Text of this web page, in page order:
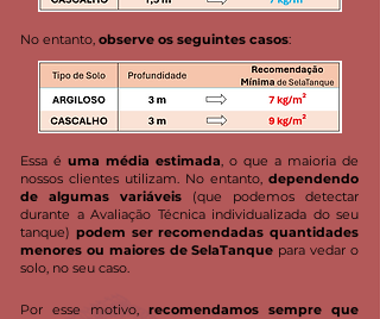
No entanto, observe os seguintes casos:
Essa é uma média estimada , o que a maioria de
nossos clientes utilizam. No entanto, dependendo
de algumas variáveis (que podemos detectar
durante a Avaliação Técnica individualizada do seu
tanque) podem ser recomendadas quantidades
menores ou maiores de SelaTanque para vedar o
solo, no seu caso.
Por esse motivo, recomendamos sempre que